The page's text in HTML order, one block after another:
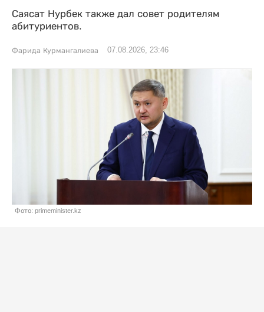
Саясат Нурбек также дал совет родителям
абитуриентов.
Фарида Курмангалиева 07.08.2026, 23:46
Фото: primeminister.kz